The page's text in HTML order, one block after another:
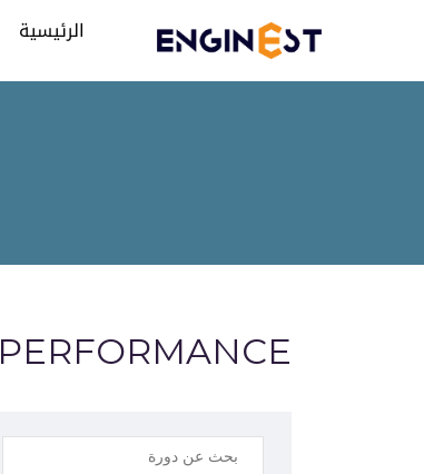
الرئيسية
PERFORMANCE